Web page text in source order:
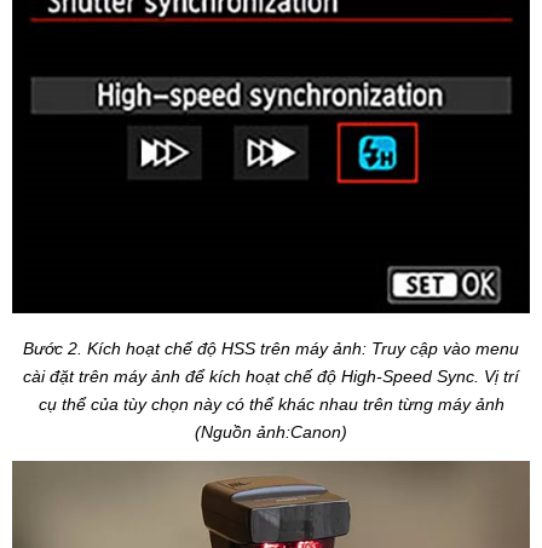
Bước 2. Kích hoạt chế độ HSS trên máy ảnh: Truy cập vào menu
cài đặt trên máy ảnh để kích hoạt chế độ High-Speed Sync. Vị trí
cụ thể của tùy chọn này có thể khác nhau trên từng máy ảnh
(Nguồn ảnh:Canon)